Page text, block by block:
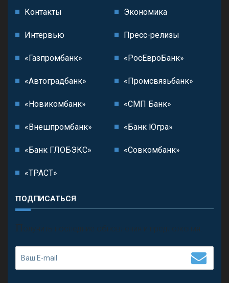
Контакты Экономика
Интервью Пресс-релизы
«Газпромбанк» «РосЕвроБанк»
«Автоградбанк» «Промсвязьбанк»
«Новикомбанк» «СМП Банк»
«Внешпромбанк» «Банк Югра»
«Банк ГЛОБЭКС» «Совкомбанк»
«ТРАСТ»
ПОДПИСАТЬСЯ
П олучить последние обновления и предложения.